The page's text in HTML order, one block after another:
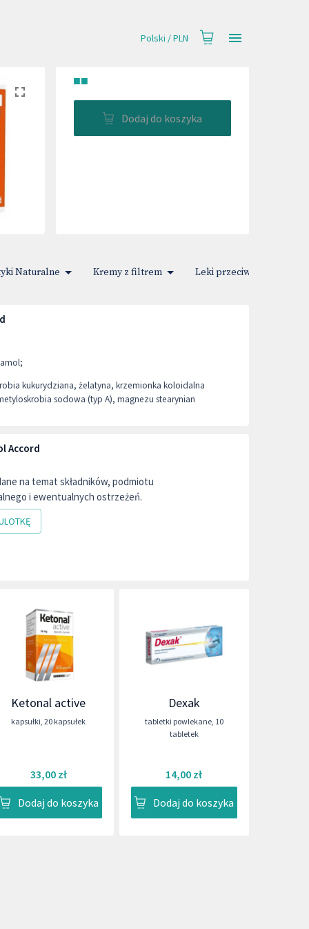
Polski /PLN
■■
Dodaj do koszyka
Naturalne Kremy z filtrem Leki przeciwbólowe
kukurydziana, żelatyna, krzemionka koloidalna
sodowa (typ A), magnezu stearynian
Accord
na temat składników, podmiotu
i ewentualnych ostrzeżeń.
Ketonal active
kapsułki ,20 kapsułek
33,00 zł
Dodaj do koszyka
Dexak
tabletki powlekane, 10
tabletek
14,00 zł
Dodaj do koszyka